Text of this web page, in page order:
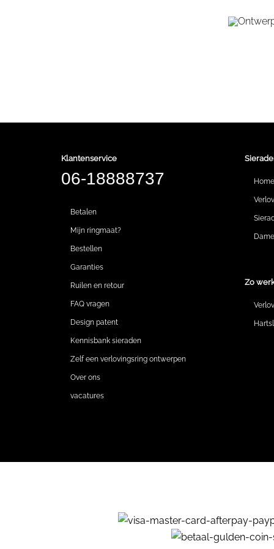
Klantenservice
06-18888737
Betalen
Mijn ringmaat?
Bestellen
Garanties
Ruilen en retour
FAQ vragen
Design patent
Kennisbank sieraden
Zelf een verlovingsring ontwerpen
Over ons
vacatures
Home
Zo